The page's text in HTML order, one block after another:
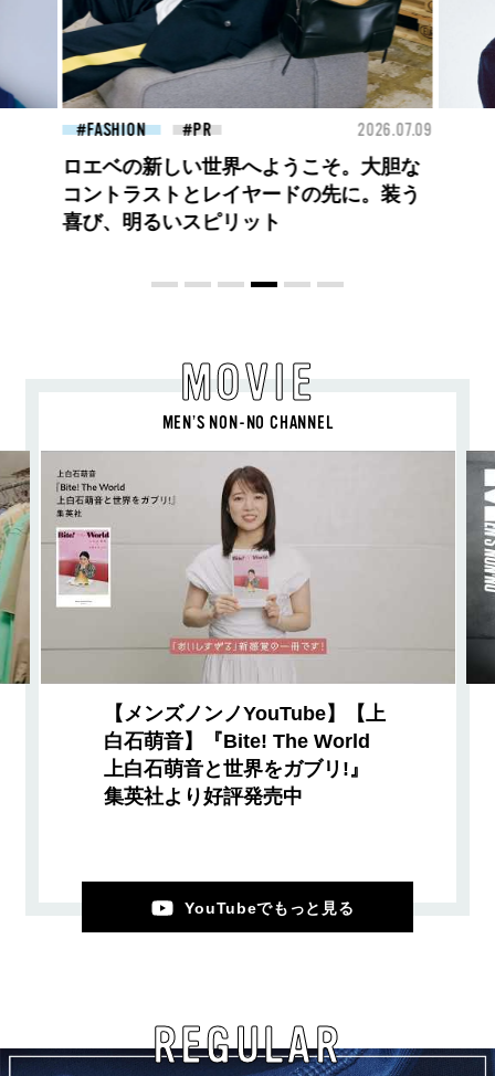
FASHION 2026.07.09
【PRADA × NI-KI(ENHYPEN)】時をかけ
る、ニューモード
MOVIE
MEN’S NON-NO CHANNEL
【メンズノンノYouTube】【上
白石萌音】『Bite! The World
上白石萌音と世界をガブリ!』
集英社より好評発売中
YouTubeでもっと見る
REGULAR